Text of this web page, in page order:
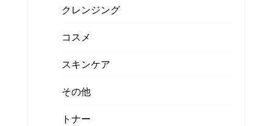
クレンジング
コスメ
スキンケア
その他
トナー